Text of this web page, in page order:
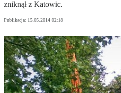
zniknął z Katowic.
Publikacja: 15.05.2014 02:18